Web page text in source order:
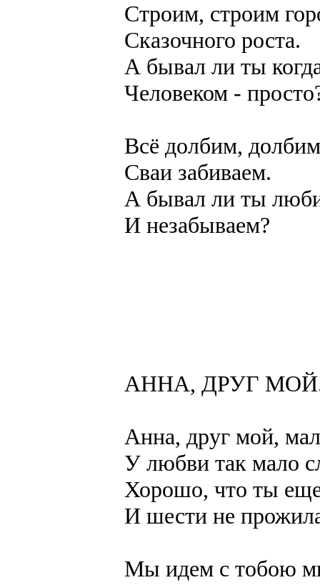
Строим, строим
Сказочного роста.
А бывал ли ты
Человеком -
Всё долбим,
Сваи забиваем.
А бывал ли ты
И незабываем?
АННА, ДРУГ
Анна, друг мой,
У любви так мало
Хорошо, что ты
И шести не
Мы идем с тобою